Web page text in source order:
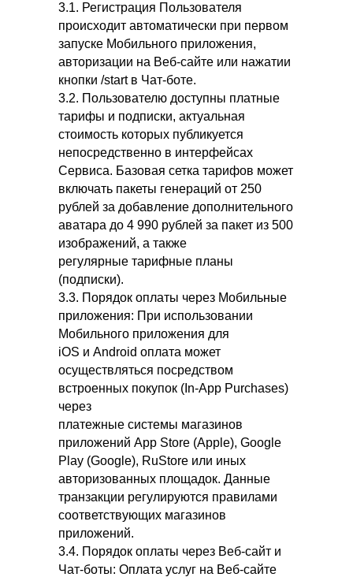
3.1. Регистрация Пользователя
происходит автоматически при первом
запуске Мобильного приложения,
авторизации на Веб-сайте или нажатии
кнопки /start в Чат-боте.
3.2. Пользователю доступны платные
тарифы и подписки, актуальная
стоимость которых публикуется
непосредственно в интерфейсах
Сервиса. Базовая сетка тарифов может
включать пакеты генераций от 250
рублей за добавление дополнительного
аватара до 4 990 рублей за пакет из 500
изображений, а также
регулярные тарифные планы
(подписки).
3.3. Порядок оплаты через Мобильные
приложения: При использовании
Мобильного приложения для
iOS и Android оплата может
осуществляться посредством
встроенных покупок (In-App Purchases)
через
платежные системы магазинов
приложений App Store (Apple), Google
Play (Google), RuStore или иных
авторизованных площадок. Данные
транзакции регулируются правилами
соответствующих магазинов
приложений.
3.4. Порядок оплаты через Веб-сайт и
Чат-боты: Оплата услуг на Веб-сайте